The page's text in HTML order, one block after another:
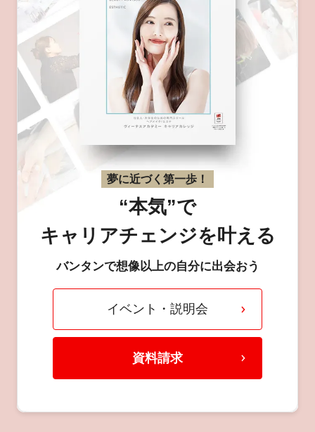
夢に近づく第一歩！
“本気”で
キャリアチェンジを叶える
バンタンで想像以上の自分に出会おう
イベント・説明会
資料請求